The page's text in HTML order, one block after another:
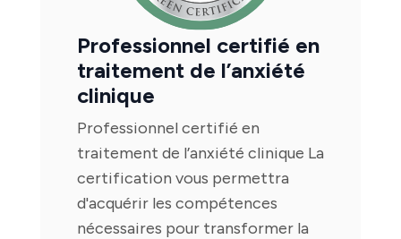
Professionnel certifié en
traitement de l’anxiété
clinique
Professionnel certifié en
traitement de l’anxiété clinique La
certification vous permettra
d'acquérir les compétences
nécessaires pour transformer la